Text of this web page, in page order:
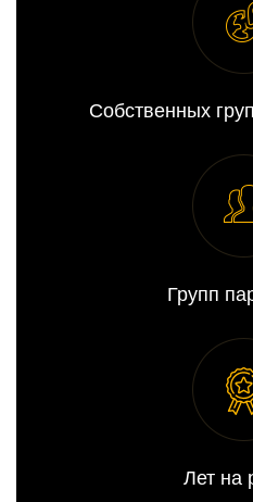
Собственных
Групп
Лет на